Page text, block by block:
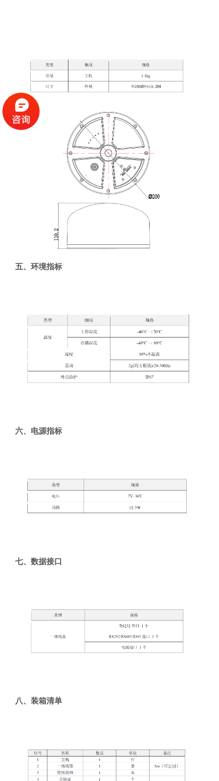
五、环境指标
六、电源指标
七、数据接口
八、装箱清单